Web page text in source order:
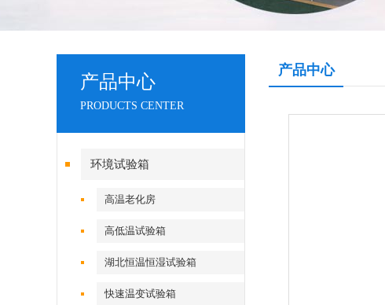
产品中心
PRODUCTS CENTER
环境试验箱
高温老化房
高低温试验箱
湖北恒温恒湿试验箱
快速温变试验箱
产品中心